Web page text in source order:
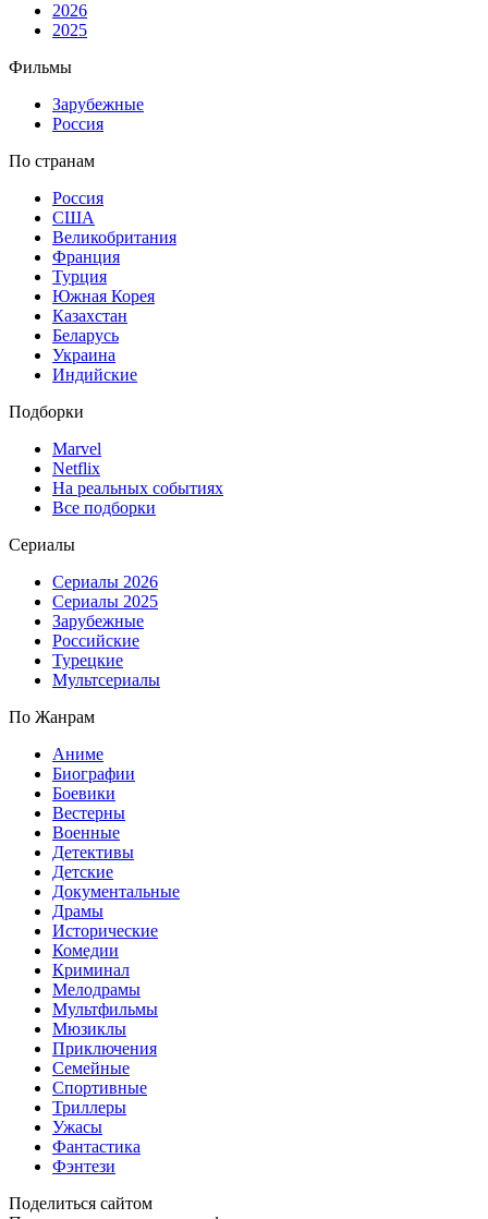
2026
2025
Фильмы
Зарубежные
Россия
По странам
Россия
США
Великобритания
Франция
Турция
Южная Корея
Казахстан
Беларусь
Украина
Индийские
Подборки
Marvel
Netflix
На реальных событиях
Все подборки
Сериалы
Сериалы 2026
Сериалы 2025
Зарубежные
Российские
Турецкие
Мультсериалы
По Жанрам
Аниме
Биографии
Боевики
Вестерны
Военные
Детективы
Детские
Документальные
Драмы
Исторические
Комедии
Криминал
Мелодрамы
Мультфильмы
Мюзиклы
Приключения
Семейные
Спортивные
Триллеры
Ужасы
Фантастика
Фэнтези
Поделиться сайтом